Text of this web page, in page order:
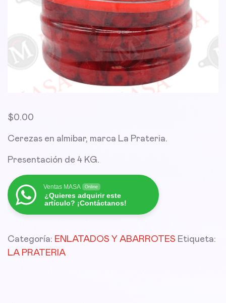
$0.00
Cerezas en almibar, marca La Prateria.
Presentación de 4 KG.
Ventas MASA Online
¿Quieres adquirir este
artículo? ¡Contáctanos!
Categoría: ENLATADOS Y ABARROTES Etiqueta:
LA PRATERIA